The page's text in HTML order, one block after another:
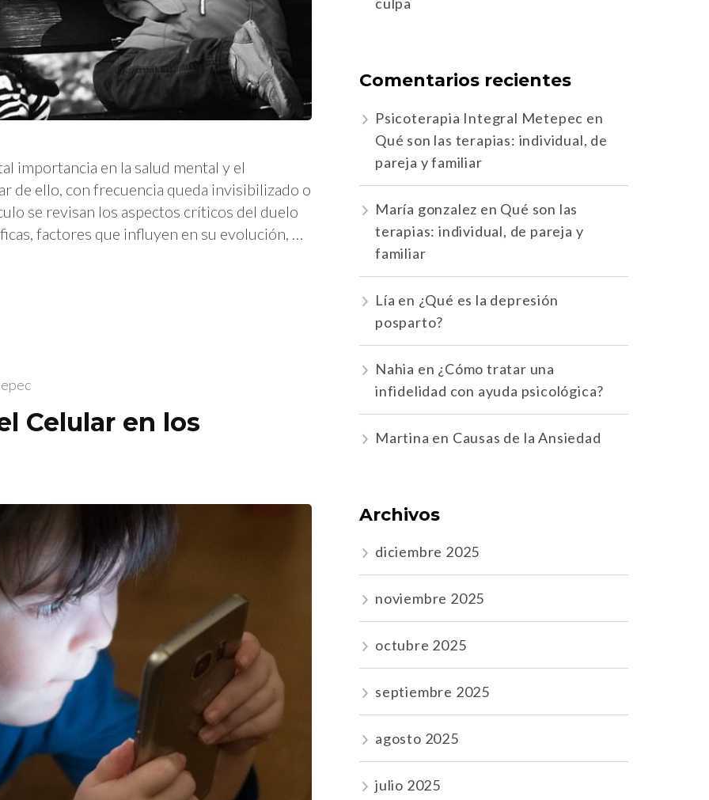
importancia en la salud mental y el
de ello, con frecuencia queda invisibilizado o
se revisan los aspectos críticos del duelo
factores que influyen en su evolución, …
Celular en los
Comentarios recientes
Psicoterapia Integral Metepec en
Qué son las terapias: individual, de
pareja y familiar
María gonzalez en Qué son las
terapias: individual, de pareja y
familiar
Lía en ¿Qué es la depresión
posparto?
Nahia en ¿Cómo tratar una
infidelidad con ayuda psicológica?
Martina en Causas de la Ansiedad
Archivos
diciembre 2025
noviembre 2025
octubre 2025
septiembre 2025
agosto 2025
julio 2025